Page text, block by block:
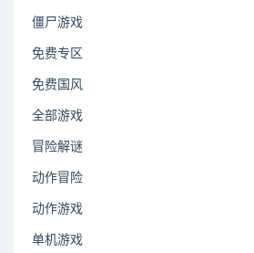
僵尸游戏
免费专区
免费国风
全部游戏
冒险解谜
动作冒险
动作游戏
单机游戏